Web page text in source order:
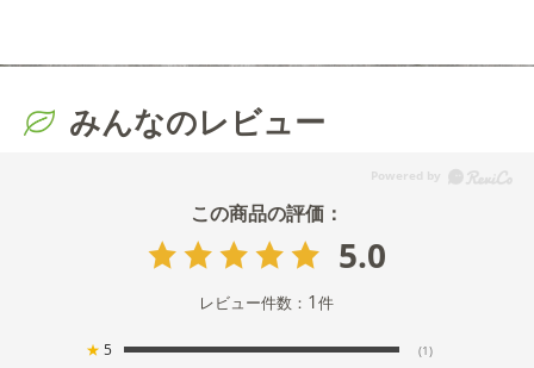
みんなのレビュー
5.0
レビュー件数： 1件
★ 5 (1)